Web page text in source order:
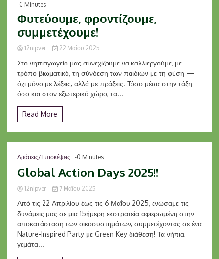
-0 Minutes
Φυτεύουμε, φροντίζουμε,
συμμετέχουμε!
12nipver 22 Μαΐου 2025
Στο νηπιαγωγείο μας συνεχίζουμε να καλλιεργούμε, με
τρόπο βιωματικό, τη σύνδεση των παιδιών με τη φύση —
όχι μόνο με λέξεις, αλλά με πράξεις. Τόσο μέσα στην τάξη
όσο και στον εξωτερικό χώρο, τα...
Read More
Δράσεις/Επισκέψεις -0 Minutes
Global Action Days 2025!!
12nipver 7 Μαΐου 2025
Από τις 22 Απριλίου έως τις 6 Μαΐου 2025, ενώσαμε τις
δυνάμεις μας σε μια 15ήμερη εκστρατεία αφιερωμένη στην
αποκατάσταση των οικοσυστημάτων, συμμετέχοντας σε ένα
Nature-Inspired Party με Green Key διάθεση! Τα νήπια,
γεμάτα...